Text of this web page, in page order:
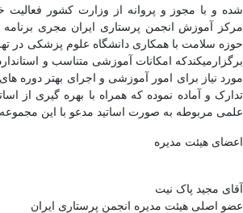
شده و با مجوز و پروانه از وزارت کشور
مرکز آموزش انجمن پرستاری ایران مجری
حوزه سلامت با همکاری دانشگاه علوم پزشکی در
برگزارمیکندکه امکانات آموزشی متناسب و
مورد نیاز برای امور آموزشی و اجرای بهتر دوره
تدارک و آماده نموده که همراه با بهره گیری از
علمی مربوطه به صورت اساتید مدعو با این
اعضای هیئت مدیره
آقای مجید پاک نیت
عضو اصلی هیئت مدیره انجمن پرستاری ایران